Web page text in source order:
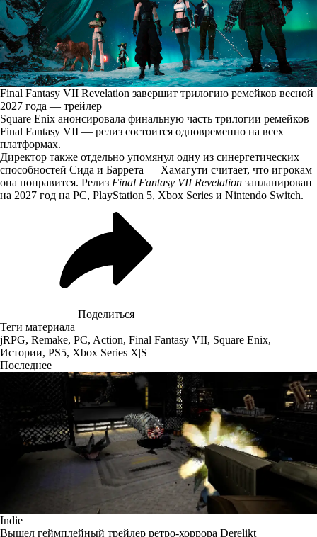
Final Fantasy VII Revelation завершит трилогию ремейков весной
2027 года — трейлер
Square Enix анонсировала финальную часть трилогии ремейков
Final Fantasy VII — релиз состоится одновременно на всех
платформах.
Директор также отдельно упомянул одну из синергетических
способностей Сида и Баррета — Хамагути считает, что игрокам
она понравится. Релиз Final Fantasy VII Revelation запланирован
на 2027 год на PC, PlayStation 5, Xbox Series и Nintendo Switch.
Поделиться
Теги материала
jRPG, Remake, PC, Action, Final Fantasy VII, Square Enix,
Истории, PS5, Xbox Series X|S
Последнее
Indie
Вышел геймплейный трейлер ретро-хоррора Derelikt